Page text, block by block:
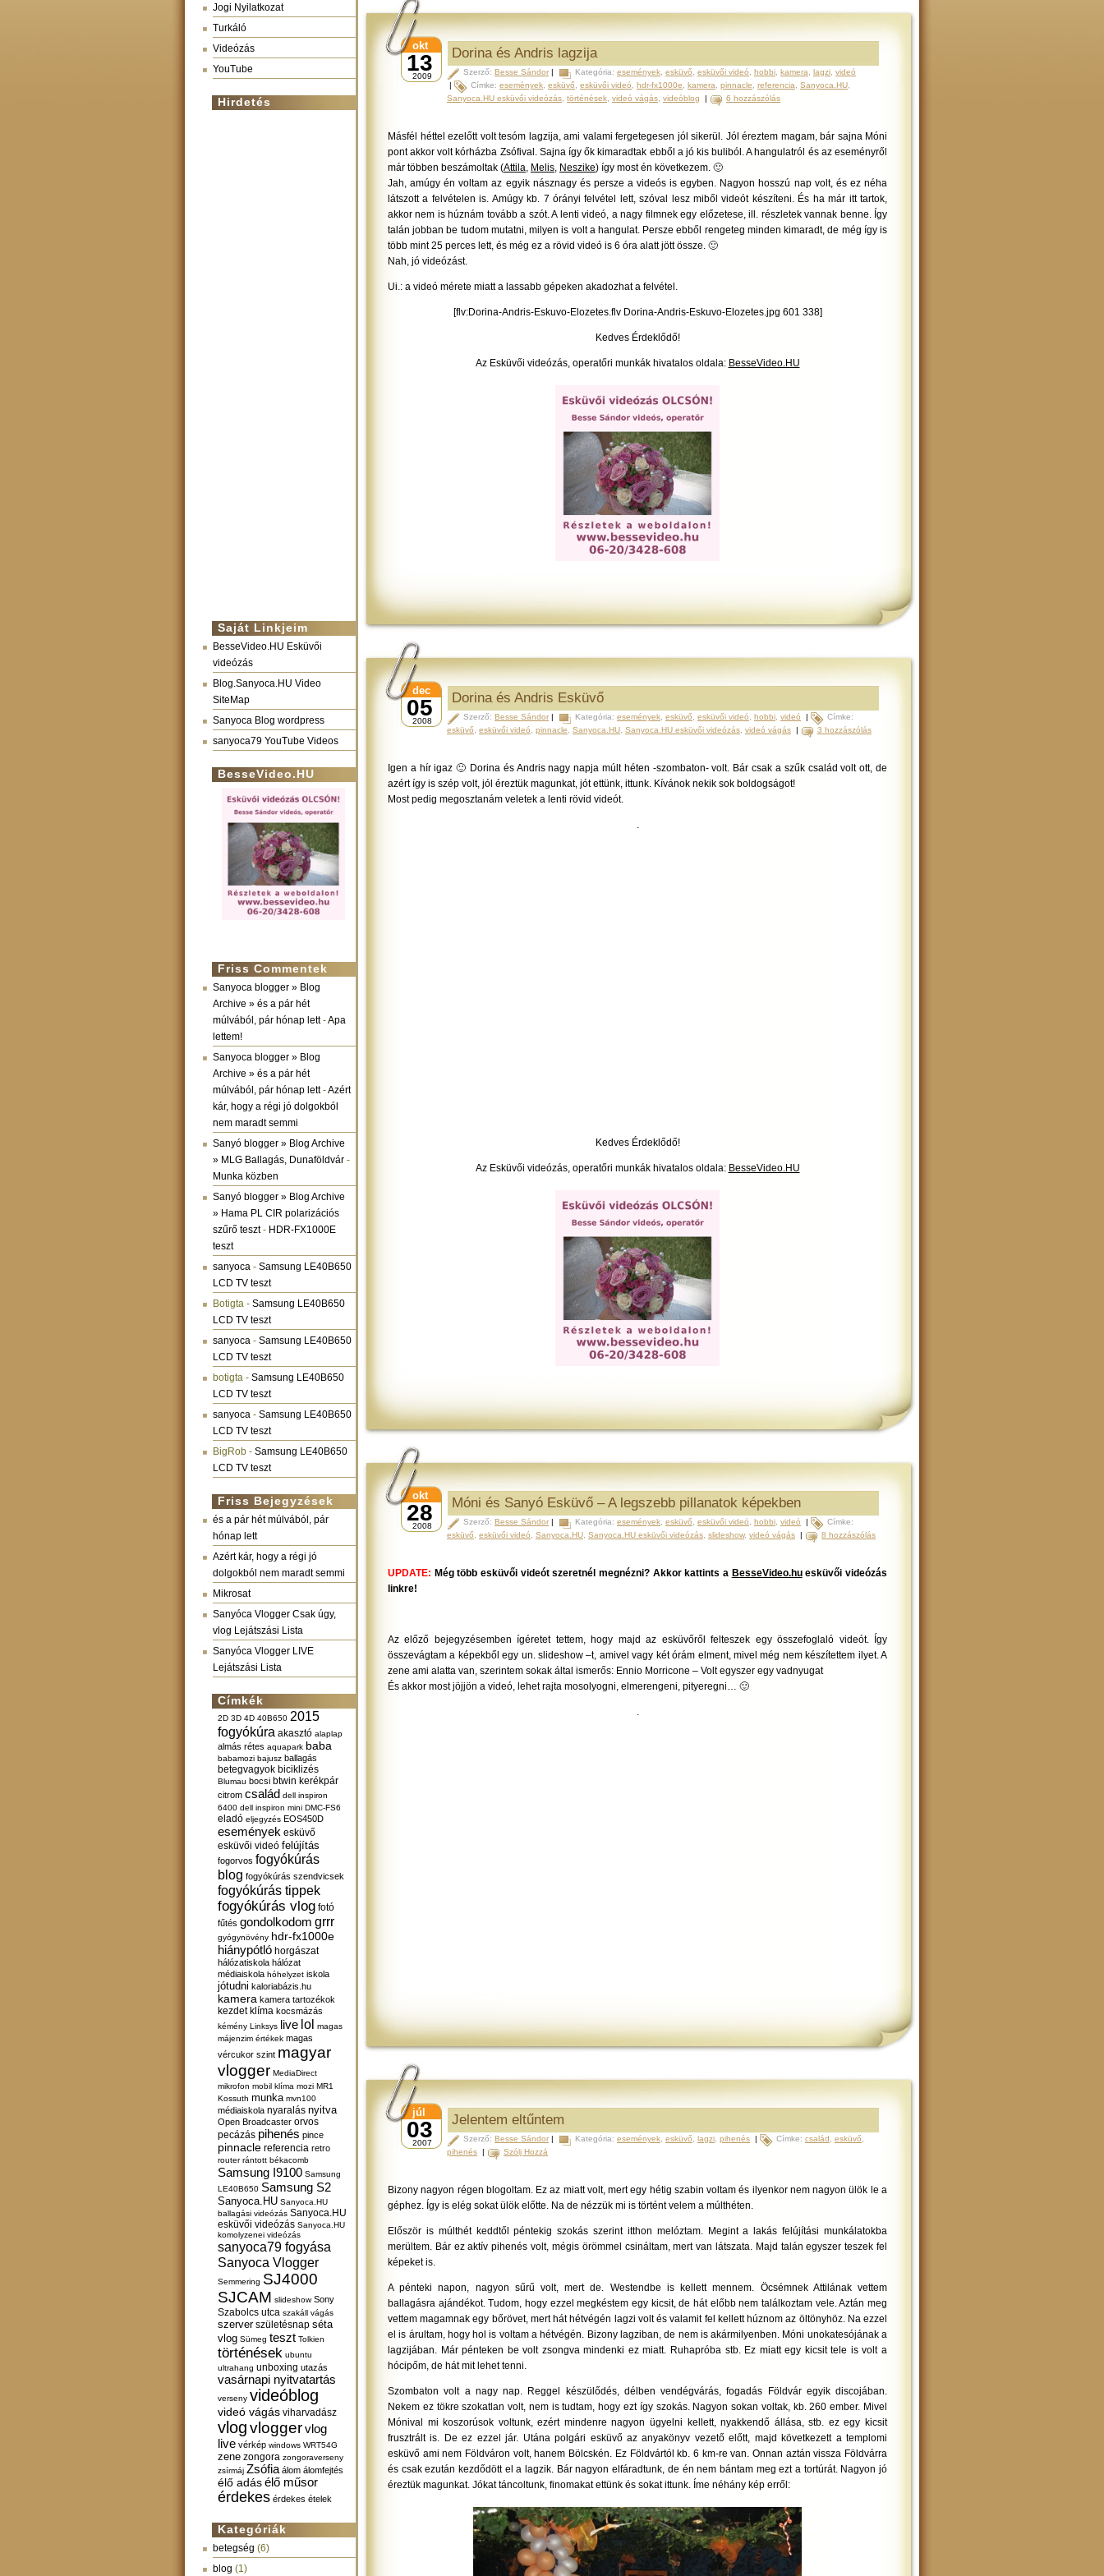
Jogi Nyilatkozat
Turkáló
Videózás
YouTube
Hirdetés
Saját Linkjeim
BesseVideo.HU Esküvői
videózás
Blog.Sanyoca.HU Video
SiteMap
Sanyoca Blog wordpress
sanyoca79 YouTube Videos
BesseVideo.HU
Friss Commentek
Sanyoca blogger » Blog
Archive » és a pár hét
múlvából, pár hónap lett-Apa
lettem!
Sanyoca blogger » Blog
Archive » és a pár hét
múlvából, pár hónap lett-Azért
kár, hogy a régi jó dolgokból
nem maradt semmi
Sanyó blogger » Blog Archive
» MLG Ballagás, Dunaföldvár -
Munka közben
Sanyó blogger » Blog Archive
» Hama PL CIR polarizációs
szűrő teszt- HDR-FX1000E
teszt
sanyoca - Samsung LE40B650
LCD TV teszt
Botigta - Samsung LE40B650
LCD TV teszt
sanyoca - Samsung LE40B650
LCD TV teszt
botigta - Samsung LE40B650
LCD TV teszt
sanyoca - Samsung LE40B650
LCD TV teszt
BigRob - Samsung LE40B650
LCD TV teszt
Friss Bejegyzések
és a pár hét múlvából, pár
hónap lett
Azért kár, hogy a régi jó
dolgokból nem maradt semmi
Mikrosat
Sanyóca Vlogger Csak úgy,
vlog Lejátszási Lista
Sanyóca Vlogger LIVE
Lejátszási Lista
Címkék
2D 3D 4D 40B650 2015
fogyókúra akasztó alaplap
almás rétes aquapark baba
babamozi bajusz ballagás
betegvagyok biciklizés
Blumau bocsi btwin kerékpár
citrom család dell inspiron
6400 dell inspiron mini DMC-FS6
eladó eljegyzés EOS450D
események esküvő
esküvői videó felújítás
fogorvos fogyókúrás
blog fogyókúrás szendvicsek
fogyókúrás tippek
fogyókúrás vlog fotó
fűtés gondolkodom grrr
gyógynövény hdr-fx1000e
hiánypótló horgászat
hálózatiskola hálózat
médiaiskola hóhelyzet iskola
jótudni kaloriabázis.hu
kamera kamera tartozékok
kezdet klíma kocsmázás
kémény Linksys live lol magas
májenzim értékek magas
vércukor szint magyar
vlogger MediaDirect
mikrofon mobil klíma mozi MR1
Kossuth munka mvn100
médiaiskola nyaralás nyitva
Open Broadcaster orvos
pecázás pihenés pince
pinnacle referencia retro
router rántott békacomb
Samsung I9100 Samsung
LE40B650 Samsung S2
Sanyoca.HU Sanyoca.HU
ballagási videózás Sanyoca.HU
esküvői videózás Sanyoca.HU
komolyzenei videózás
sanyoca79 fogyása
Sanyoca Vlogger
Semmering SJ4000
SJCAM slideshow Sony
Szabolcs utca szakáll vágás
szerver születésnap séta
vlog Sümeg teszt Tolkien
történések ubuntu
ultrahang unboxing utazás
vasárnapi nyitvatartás
verseny videóblog
videó vágás viharvadász
vlogvloggervlog
live vérkép windows WRT54G
zene zongora zongoraverseny
zsírmáj Zsófia álom álomfejtés
élő adás élő műsor
érdekes érdekes ételek
Kategóriák
betegség (6)
blog (1)
13
okt
2009
Dorina és Andris lagzija
Szerző: Besse Sándor | Kategória: események esküvő esküvői videó hobbi kamera lagzi videó
|
Címke: események esküvő esküvői videó hdr-fx1000e kamera pinnacle referencia Sanyoca.HU
Sanyoca.HU esküvői videózás történések videó vágás videóblog | 6 hozzászólás
Másfél héttel ezelőtt volt tesóm lagzija, ami valami fergetegesen jól sikerül. Jól éreztem magam, bár sajna Móni
pont akkor volt kórházba Zsófival. Sajna így ők kimaradtak ebből a jó kis buliból. A hangulatról és az eseményről
már többen beszámoltak (Attila, Melis, Neszike) így most én következem. 🙂
Jah, amúgy én voltam az egyik násznagy és persze a videós is egyben. Nagyon hosszú nap volt, és ez néha
látszott a felvételen is. Amúgy kb. 7 órányi felvétel lett, szóval lesz miből videót készíteni. És ha már itt tartok,
akkor nem is húznám tovább a szót. A lenti videó, a nagy filmnek egy előzetese, ill. részletek vannak benne. Így
talán jobban be tudom mutatni, milyen is volt a hangulat. Persze ebből rengeteg minden kimaradt, de még így is
több mint 25 perces lett, és még ez a rövid videó is 6 óra alatt jött össze. 🙂
Nah, jó videózást.
Ui.: a videó mérete miatt a lassabb gépeken akadozhat a felvétel.
[flv:Dorina-Andris-Eskuvo-Elozetes.flv Dorina-Andris-Eskuvo-Elozetes.jpg 601 338]
Kedves Érdeklődő!
Az Esküvői videózás, operatőri munkák hivatalos oldala: BesseVideo.HU
05
dec
2008
Dorina és Andris Esküvő
Szerző: Besse Sándor | Kategória: események esküvő esküvői videó hobbi videó |
Címke:
esküvő
esküvői videó pinnacle Sanyoca.HU Sanyoca.HU esküvői videózás videó vágás | 3 hozzászólás
Igen a hír igaz 🙂 Dorina és Andris nagy napja múlt héten -szombaton- volt. Bár csak a szűk család volt ott, de
azért így is szép volt, jól éreztük magunkat, jót ettünk, ittunk. Kívánok nekik sok boldogságot!
Most pedig megosztanám veletek a lenti rövid videót.
.
Kedves Érdeklődő!
Az Esküvői videózás, operatőri munkák hivatalos oldala: BesseVideo.HU
28
okt
2008
Móni és Sanyó Esküvő – A legszebb pillanatok képekben
Szerző: Besse Sándor | Kategória: események esküvő esküvői videó hobbi videó |
Címke:
esküvő
esküvői videó Sanyoca.HU Sanyoca.HU esküvői videózás slideshow, videó vágás | 8 hozzászólás
UPDATE: Még több esküvői videót szeretnél megnézni? Akkor kattints a BesseVideo.huesküvői videózás
linkre!
Az előző bejegyzésemben ígéretet tettem, hogy majd az esküvőről felteszek egy összefoglaló videót. Így
összevágtam a képekből egy un. slideshow –t, amivel vagy két órám elment, mivel még nem készítettem ilyet. A
zene ami alatta van, szerintem sokak által ismerős: Ennio Morricone – Volt egyszer egy vadnyugat
És akkor most jöjjön a videó, lehet rajta mosolyogni, elmerengeni, pityeregni… 🙂
.
03
júl
2007
Jelentem eltűntem
Szerző: Besse Sándor | Kategória: események esküvő lagzi pihenés | Címke: család esküvő
pihenés | Szólj Hozzá
Bizony nagyon régen blogoltam. Ez az miatt volt, mert egy hétig szabin voltam és ilyenkor nem nagyon ülök le a
géphez. Így is elég sokat ülök előtte. Na de nézzük mi is történt velem a múlthéten.
Először is múlthét keddtől péntekig szokás szerint itthon melóztam. Megint a lakás felújítási munkálatokba
merültem. Bár ez aktív pihenés volt, mégis örömmel csináltam, mert van látszata. Majd talán egyszer teszek fel
képeket is.
A pénteki napon, nagyon sűrű volt, mert de. Westendbe is kellett mennem. Öcsémnek Attilának vettem
ballagásra ajándékot. Tudom, hogy ezzel megkéstem egy kicsit, de hát előbb nem találkoztam vele. Aztán meg
vettem magamnak egy bőrövet, mert hát hétvégén lagzi volt és valamit fel kellett húznom az öltönyhöz. Na ezzel
el is árultam, hogy hol is voltam a hétvégén. Bizony lagziban, de nem is akármilyenben. Móni unokatesójának a
lagzijában. Már pénteken be volt zsongva mindenki ez miatt. Ruhapróba stb. Ez miatt egy kicsit tele is volt a
hócipőm, de hát mit lehet tenni.
Szombaton volt a nagy nap. Reggel készülődés, délben vendégvárás, fogadás Földvár egyik discojában.
Nekem ez tökre szokatlan volt, nem is tudtam, hogy ezt így szokás. Nagyon sokan voltak, kb. 260 ember. Mivel
Mónival mi koszorúsok voltunk, ezért mindenre nagyon ügyelni kellett, nyakkendő állása, stb. ez egy kicsit
frusztrált is. De ez ezzel jár. Utána polgári esküvő az anyakönyv vezető előtt, majd következett a templomi
esküvő ami nem Földváron volt, hanem Bölcskén. Ez Földvártól kb. 6 km-re van. Onnan aztán vissza Földvárra
és csak ezután kezdődött el a lagzik. Bár nagyon elfáradtunk, de én nem bántam meg ezt a tortúrát. Nagyon jó
éreztük magunkat. Jókat táncoltunk, finomakat ettünk és sokat ittunk. Íme néhány kép erről: